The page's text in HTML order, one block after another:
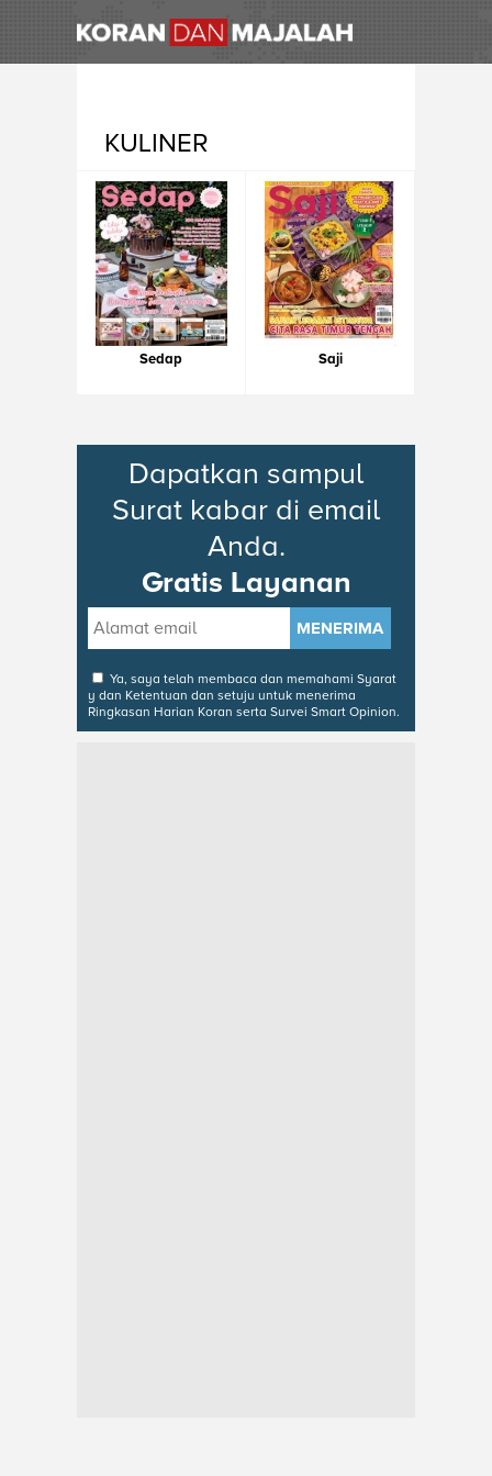
KULINER
Sedap Saji
Dapatkan sampul
Surat kabar di email
Anda.
Gratis Layanan
MENERIMA
Ya, saya telah membaca dan memahami Syarat
y dan Ketentuan dan setuju untuk menerima
Ringkasan Harian Koran serta Survei Smart Opinion.